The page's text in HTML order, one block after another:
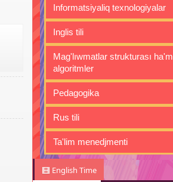
Informatsiyaliq texnologiyalar
Inglis tili
Mag'lıwmatlar strukturası ha'm
algoritmler
Pedagogika
Rus tili
Ta'lim menedjmenti
English Time